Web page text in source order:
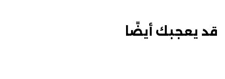
قد يعجبك أيضًا